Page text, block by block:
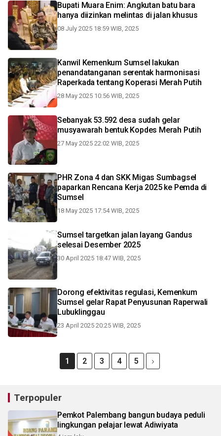
Bupati Muara Enim: Angkutan batu bara
hanya diizinkan melintas di jalan khusus
08 July 2025 18:59 WIB, 2025
Kanwil Kemenkum Sumsel lakukan
penandatanganan serentak harmonisasi
Raperkada tentang Koperasi Merah Putih
28 May 2025 10:56 WIB, 2025
Sebanyak 53.592 desa sudah gelar
musyawarah bentuk Kopdes Merah Putih
27 May 2025 22:02 WIB, 2025
PHR Zona 4 dan SKK Migas Sumbagsel
paparkan Rencana Kerja 2025 ke Pemda di
Sumsel
18 May 2025 17:54 WIB, 2025
Sumsel targetkan jalan layang Gandus
selesai Desember 2025
30 April 2025 18:47 WIB, 2025
Dorong efektivitas regulasi, Kemenkum
Sumsel gelar Rapat Penyusunan Raperwali
Lubuklinggau
23 April 2025 20:25 WIB, 2025
1 2 3 4 5
Terpopuler
Pemkot Palembang bangun budaya peduli
lingkungan pelajar lewat Adiwiyata